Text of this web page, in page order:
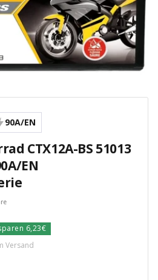
90A/EN
CTX12A-BS 51013
EN
6,23€
Versand